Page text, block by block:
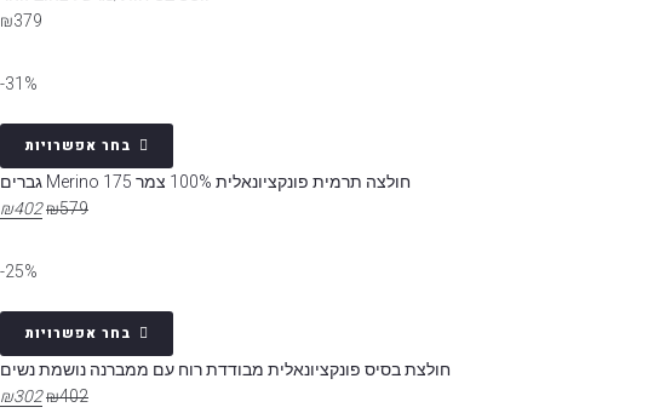
₪379
31%-
בחר אפשרויות
חולצה תרמית פונקציונאלית 100% צמר Merino 175 גברים
₪579
₪402
25%-
בחר אפשרויות
חולצת בסיס פונקציונאלית מבודדת רוח עם ממברנה נושמת נשים
₪402
₪302